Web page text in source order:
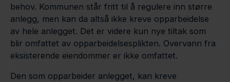
behov. Kommunen står fritt til å regulere inn større
anlegg, men kan da altså ikke kreve opparbeidelse
av hele anlegget. Det er videre kun nye tiltak som
blir omfattet av opparbeidelsesplikten. Overvann fra
eksisterende eiendommer er ikke omfattet.
Den som opparbeider anlegget, kan kreve